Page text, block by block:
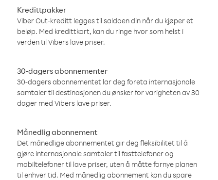
Kredittpakker
Viber Out-kreditt legges til saldoen din når du kjøper et
beløp. Med kredittkort, kan du ringe hvor som helst i
verden til Vibers lave priser.
30-dagers abonnementer
30-dagers abonnementet lar deg foreta internasjonale
samtaler til destinasjonen du ønsker for varigheten av 30
dager med Vibers lave priser.
Månedlig abonnement
Det månedlige abonnementet gir deg fleksibilitet til å
gjøre internasjonale samtaler til fasttelefoner og
mobiltelefoner til lave priser, uten å måtte fornye planen
til enhver tid. Med månedlig abonnement kan du spare